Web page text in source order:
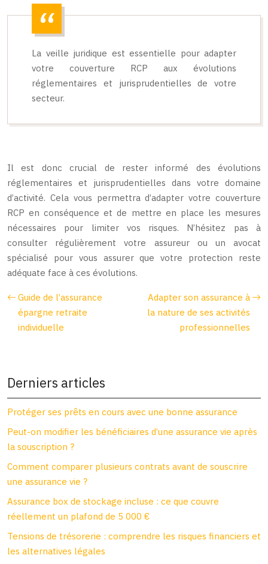
La veille juridique est essentielle pour adapter
votre couverture RCP aux évolutions
réglementaires et jurisprudentielles de votre
secteur.
Il est donc crucial de rester informé des évolutions
réglementaires et jurisprudentielles dans votre domaine
d’activité. Cela vous permettra d’adapter votre couverture
RCP en conséquence et de mettre en place les mesures
nécessaires pour limiter vos risques. N’hésitez pas à
consulter régulièrement votre assureur ou un avocat
spécialisé pour vous assurer que votre protection reste
adéquate face à ces évolutions.
Guide de l’assurance
épargne retraite
individuelle
Adapter son assurance à
la nature de ses activités
professionnelles
Derniers articles
Protéger ses prêts en cours avec une bonne assurance
Peut-on modifier les bénéficiaires d’une assurance vie après
la souscription ?
Comment comparer plusieurs contrats avant de souscrire
une assurance vie ?
Assurance box de stockage incluse : ce que couvre
réellement un plafond de 5 000 €
Tensions de trésorerie : comprendre les risques financiers et
les alternatives légales